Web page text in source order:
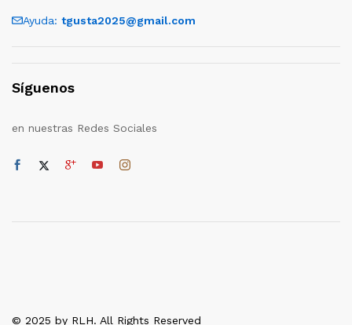
Ayuda: tgusta2025@gmail.com
Síguenos
en nuestras Redes Sociales
© 2025 by RLH. All Rights Reserved